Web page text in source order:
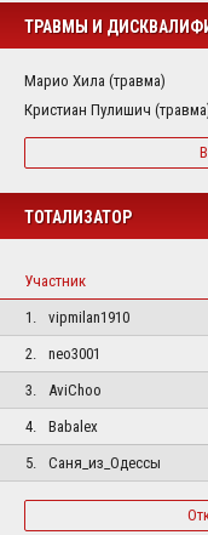
ТРАВМЫ И
Марио Хила (травма)
Кристиан Пулишич
ТОТАЛИЗАТОР
Участник
1.
vipmilan1910
2.
neo3001
3.
AviChoo
4.
Babalex
5.
Саня_из_Одессы